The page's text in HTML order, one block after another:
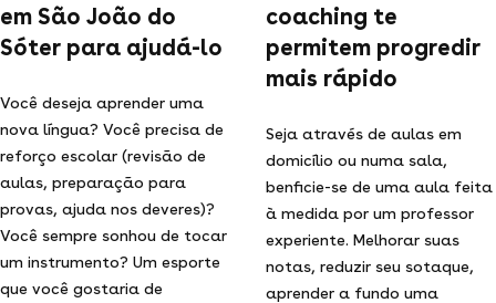
em São João do
Sóter para ajudá-lo
Você deseja aprender uma
nova língua? Você precisa de
reforço escolar (revisão de
aulas, preparação para
provas, ajuda nos deveres)?
Você sempre sonhou de tocar
um instrumento? Um esporte
que você gostaria de
coaching te
permitem progredir
mais rápido
Seja através de aulas em
domicílio ou numa sala,
benficie-se de uma aula feita
à medida por um professor
experiente. Melhorar suas
notas, reduzir seu sotaque,
aprender a fundo uma